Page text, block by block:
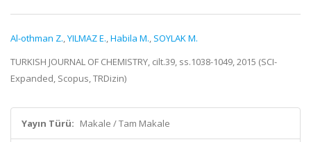
Al-othman Z.,YILMAZ E.,Habila M., SOYLAK M.
TURKISH JOURNAL OF CHEMISTRY, cilt.39, ss.1038-1049, 2015 (SCI-
Expanded, Scopus, TRDizin)
Yayın Türü: Makale / Tam Makale